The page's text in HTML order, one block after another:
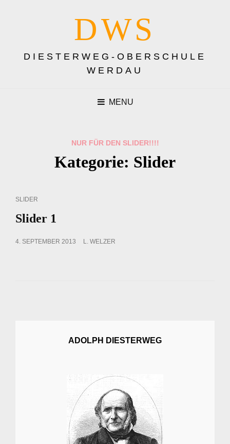
DWS
DIESTERWEG-OBERSCHULE
WERDAU
MENU
NUR FÜR DEN SLIDER!!!!
Kategorie: Slider
CAT
LINKS
SLIDER
Slider 1
POSTED
4. SEPTEMBER 2013 L. WELZER
ADOLPH DIESTERWEG